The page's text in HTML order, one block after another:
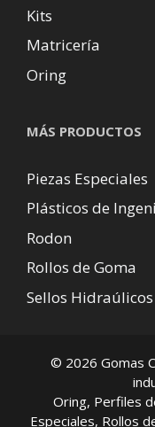
Kits
Matricería
Oring
MÁS PRODUCTOS
Piezas Especiales
Plásticos de
Rodon
Rollos de Goma
Sellos Hidraúlicos
© 2026 Gomas
Oring, Perfiles
Especiales, Rollos